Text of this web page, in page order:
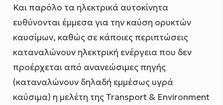
Και παρόλο τα ηλεκτρικά αυτοκίνητα
ευθύνονται έμμεσα για την καύση ορυκτών
καυσίμων, καθώς σε κάποιες περιπτώσεις
καταναλώνουν ηλεκτρική ενέργεια που δεν
προέρχεται από ανανεώσιμες πηγής
(καταναλώνουν δηλαδή εμμέσως υγρά
καύσιμα) η μελέτη της Transport & Environment